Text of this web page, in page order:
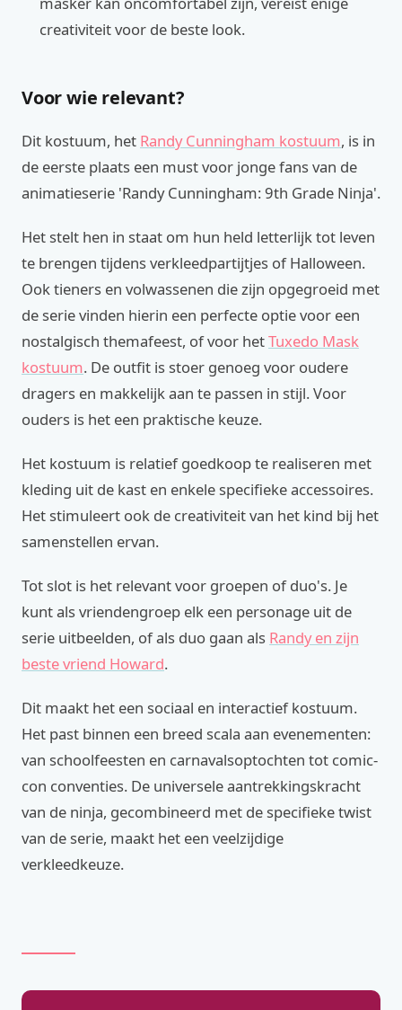
creativiteit voor de beste look.
Voor wie relevant?
Dit kostuum, het Randy Cunningham kostuum, is in
de eerste plaats een must voor jonge fans van de
animatieserie 'Randy Cunningham: 9th Grade Ninja'.
Het stelt hen in staat om hun held letterlijk tot leven
te brengen tijdens verkleedpartijtjes of Halloween.
Ook tieners en volwassenen die zijn opgegroeid met
de serie vinden hierin een perfecte optie voor een
nostalgisch themafeest, of voor hetTuxedo Mask
kostuum. De outfit is stoer genoeg voor oudere
dragers en makkelijk aan te passen in stijl. Voor
ouders is het een praktische keuze.
Het kostuum is relatief goedkoop te realiseren met
kleding uit de kast en enkele specifieke accessoires.
Het stimuleert ook de creativiteit van het kind bij het
samenstellen ervan.
Tot slot is het relevant voor groepen of duo's. Je
kunt als vriendengroep elk een personage uit de
serie uitbeelden, of als duo gaan als Randy en zijn
beste vriend Howard.
Dit maakt het een sociaal en interactief kostuum.
Het past binnen een breed scala aan evenementen:
van schoolfeesten en carnavalsoptochten tot comic-
con conventies. De universele aantrekkingskracht
van de ninja, gecombineerd met de specifieke twist
van de serie, maakt het een veelzijdige
verkleedkeuze.